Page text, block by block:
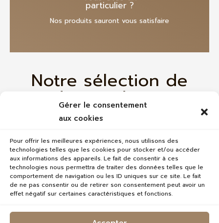
Gérer le consentement
aux cookies
Pour offrir les meilleures expériences, nous utilisons des
technologies telles que les cookies pour stocker et/ou accéder
aux informations des appareils. Le fait de consentir à ces
technologies nous permettra de traiter des données telles que le
comportement de navigation ou les ID uniques sur ce site. Le fait
de ne pas consentir ou de retirer son consentement peut avoir un
effet négatif sur certaines caractéristiques et fonctions.
particulier ?
Nos produits sauront vous satisfaire
Notre sélection de
produits à découvrir